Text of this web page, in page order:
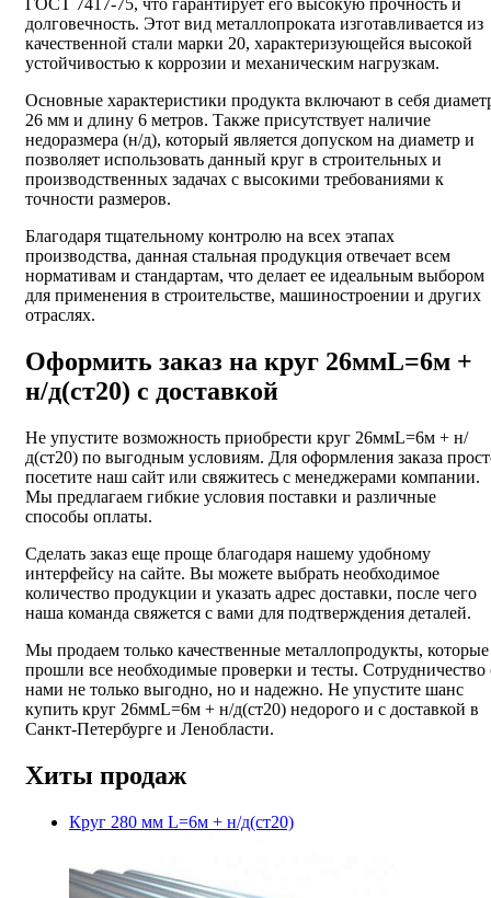
долговечность. Этот вид металлопроката изготавливается из
качественной стали марки 20, характеризующейся высокой
устойчивостью к коррозии и механическим нагрузкам.
Основные характеристики продукта включают в себя
26 мм и длину 6 метров. Также присутствует наличие
недоразмера (н/д), который является допуском на диаметр и
позволяет использовать данный круг в строительных и
производственных задачах с высокими требованиями к
точности размеров.
Благодаря тщательному контролю на всех этапах
производства, данная стальная продукция отвечает всем
нормативам и стандартам, что делает ее идеальным выбором
для применения в строительстве, машиностроении и других
отраслях.
Оформить заказ на круг 26ммL=6м +
н/д(ст20) с доставкой
Не упустите возможность приобрести круг 26ммL=6м + н/
д(ст20) по выгодным условиям. Для оформления заказа
посетите наш сайт или свяжитесь с менеджерами компании.
Мы предлагаем гибкие условия поставки и различные
способы оплаты.
Сделать заказ еще проще благодаря нашему удобному
интерфейсу на сайте. Вы можете выбрать необходимое
количество продукции и указать адрес доставки, после чего
наша команда свяжется с вами для подтверждения деталей.
Мы продаем только качественные металлопродукты, которые
прошли все необходимые проверки и тесты. Сотрудничество
нами не только выгодно, но и надежно. Не упустите шанс
купить круг 26ммL=6м + н/д(ст20) недорого и с доставкой в
Санкт-Петербурге и Ленобласти.
Хиты продаж
Круг 280 мм L=6м + н/д(ст20)